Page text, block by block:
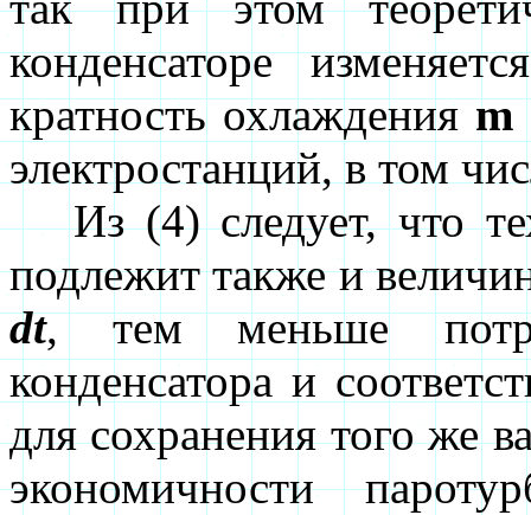
конденсаторе
кратность охлажденияm
электростанций, в том
Из (4) следует, что
подлежит также и
dt, тем меньше
конденсатора и
для сохранения того же
экономичности